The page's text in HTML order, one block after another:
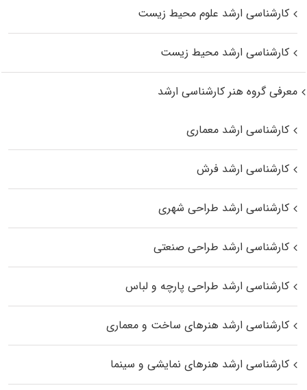
کارشناسی ارشد علوم محیط‌ زیست
کارشناسی ارشد محیط زیست
معرفی گروه هنر کارشناسی ارشد
کارشناسی ارشد معماری
کارشناسی ارشد فرش
کارشناسی ارشد طراحی شهری
کارشناسی ارشد طراحی صنعتی
کارشناسی ارشد طراحی پارچه و لباس
کارشناسی ارشد هنرهای ساخت و معماری
کارشناسی ارشد هنرهای نمایشی و سینما